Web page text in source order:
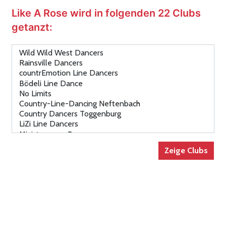
Like A Rose wird in folgenden 22 Clubs
getanzt: